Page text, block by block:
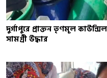
দুর্গাপুরে প্রাক্তন তৃণমূল
সামগ্রী উদ্ধার